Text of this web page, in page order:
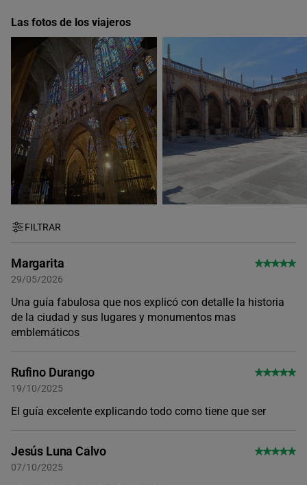
Las fotos de los viajeros
FILTRAR
Margarita
29/05/2026
Una guía fabulosa que nos explicó con detalle la historia
de la ciudad y sus lugares y monumentos mas
emblemáticos
Rufino Durango
19/10/2025
El guía excelente explicando todo como tiene que ser
Jesús Luna Calvo
07/10/2025